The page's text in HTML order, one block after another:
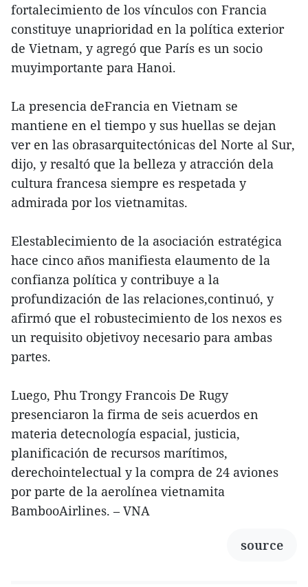
fortalecimiento de los vínculos con Francia
constituye unaprioridad en la política exterior
de Vietnam, y agregó que París es un socio
muyimportante para Hanoi.
La presencia deFrancia en Vietnam se
mantiene en el tiempo y sus huellas se dejan
ver en las obrasarquitectónicas del Norte al Sur,
dijo, y resaltó que la belleza y atracción dela
cultura francesa siempre es respetada y
admirada por los vietnamitas.
Elestablecimiento de la asociación estratégica
hace cinco años manifiesta elaumento de la
confianza política y contribuye a la
profundización de las relaciones,continuó, y
afirmó que el robustecimiento de los nexos es
un requisito objetivoy necesario para ambas
partes.
Luego, Phu Trongy Francois De Rugy
presenciaron la firma de seis acuerdos en
materia detecnología espacial, justicia,
planificación de recursos marítimos,
derechointelectual y la compra de 24 aviones
por parte de la aerolínea vietnamita
BambooAirlines. – VNA
source